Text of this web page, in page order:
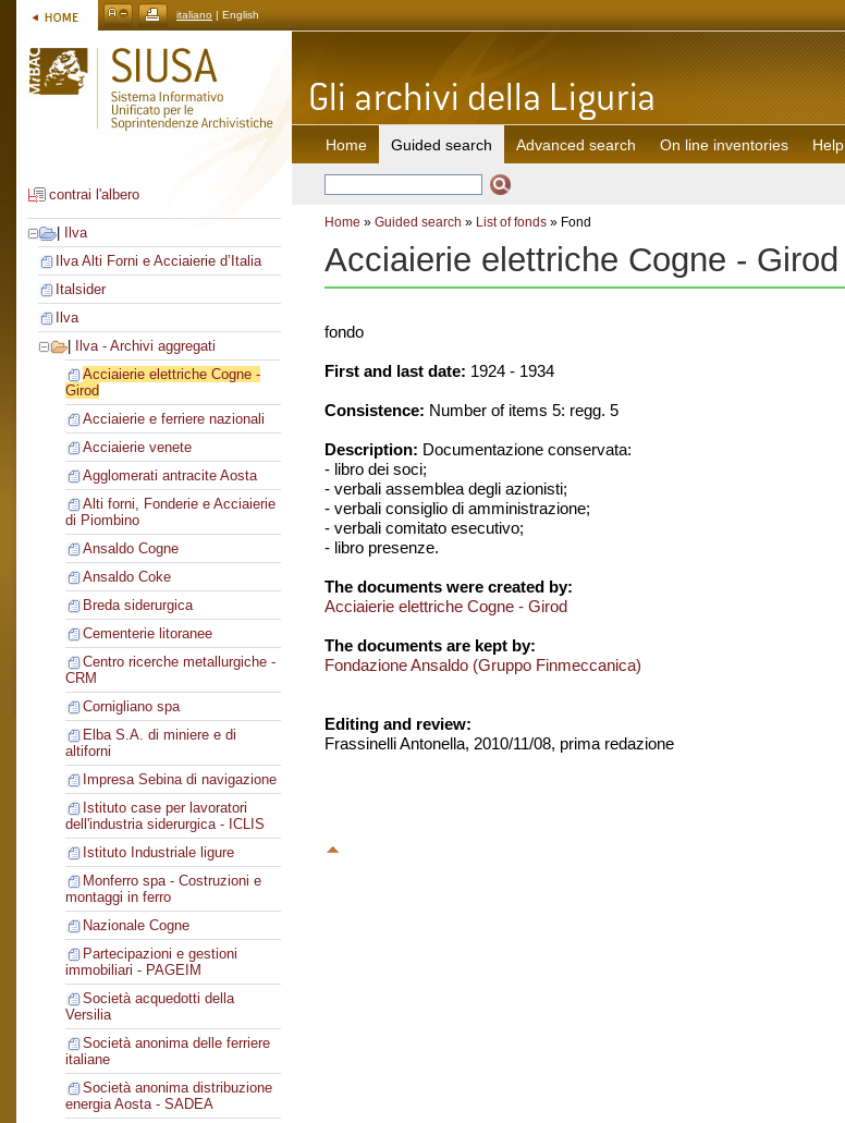
italiano | English
contrai l'albero
Ilva
Ilva Alti Forni e Acciaierie d’Italia
Italsider
Ilva
Ilva - Archivi aggregati
Acciaierie elettriche Cogne -
Girod
Acciaierie e ferriere nazionali
Acciaierie venete
Agglomerati antracite Aosta
Alti forni, Fonderie e Acciaierie
di Piombino
Ansaldo Cogne
Ansaldo Coke
Breda siderurgica
Cementerie litoranee
Centro ricerche metallurgiche -
CRM
Cornigliano spa
Elba S.A. di miniere e di
altiforni
Impresa Sebina di navigazione
Istituto case per lavoratori
dell'industria siderurgica - ICLIS
Istituto Industriale ligure
Monferro spa - Costruzioni e
montaggi in ferro
Nazionale Cogne
Partecipazioni e gestioni
immobiliari - PAGEIM
Società acquedotti della
Versilia
Società anonima delle ferriere
italiane
Società anonima distribuzione
energia Aosta - SADEA
Home Guided search Advanced search On line inventories Help
Home » Guided search » List of fonds » Fond
Acciaierie elettriche Cogne - Girod
fondo
First and last date: 1924 - 1934
Consistence: Number of items 5: regg. 5
Description: Documentazione conservata:
- libro dei soci;
- verbali assemblea degli azionisti;
- verbali consiglio di amministrazione;
- verbali comitato esecutivo;
- libro presenze.
The documents were created by:
Acciaierie elettriche Cogne - Girod
The documents are kept by:
Fondazione Ansaldo (Gruppo Finmeccanica)
Editing and review:
Frassinelli Antonella, 2010/11/08, prima redazione